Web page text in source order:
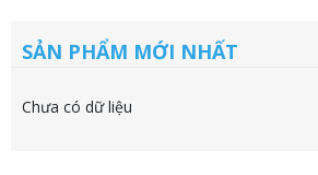
SẢN PHẨM MỚI NHẤT
Chưa có dữ liệu